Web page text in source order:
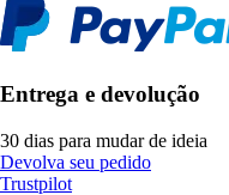
Entrega e devolução
30 dias para mudar de ideia
Devolva seu pedido
Trustpilot